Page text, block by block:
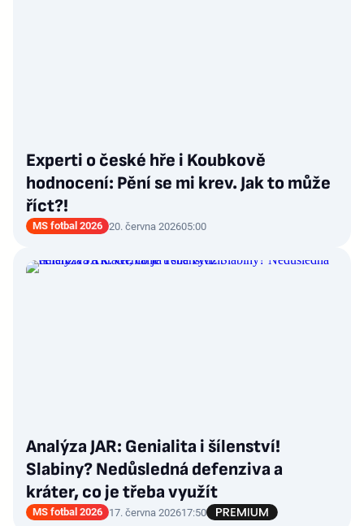
Experti o české hře i Koubkově
hodnocení: Pění se mi krev. Jak to může
říct?!
MS fotbal 2026 20. června 202605:00
Analýza JAR: Genialita i šílenství!
Slabiny? Nedůsledná defenziva a
kráter, co je třeba využít
MS fotbal 2026 17. června 202617:50